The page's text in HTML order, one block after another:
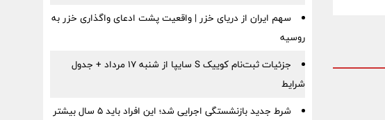
سهم ایران از دریای خزر | واقعیت پشت ادعای واگذاری خزر به
روسیه
جزئیات ثبت‌نام کوییک S سایپا از شنبه ۱۷ مرداد + جدول
شرایط
شرط جدید بازنشستگی اجرایی شد؛ این افراد باید ۵ سال بیشتر